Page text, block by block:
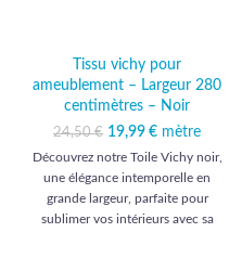
Tissu vichy pour
ameublement – Largeur 280
centimètres – Noir
24,50€ Le prix initial était :
24,50 €.
19,99 €
Le prix
actuel est :
19,99 €.
mètre
Découvrez notre Toile Vichy noir,
une élégance intemporelle en
grande largeur, parfaite pour
sublimer vos intérieurs avec sa